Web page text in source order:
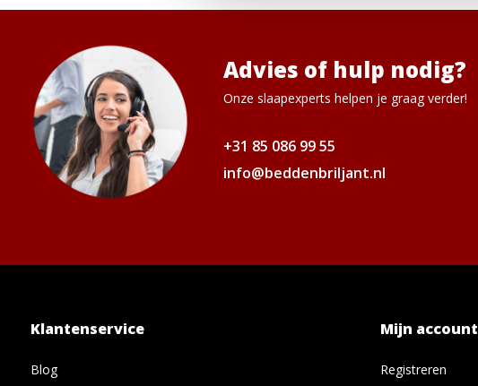
Advies of hulp nodig?
Onze slaapexperts helpen je graag verder!
+31 85 086 99 55
info@beddenbriljant.nl
Klantenservice
Blog
Mijn account
Registreren